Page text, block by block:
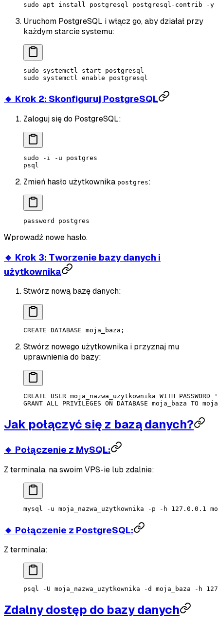
sudo apt install postgresql postgresql-contrib -y
Uruchom PostgreSQL i włącz go, aby działał przy
każdym starcie systemu:
sudo systemctl start postgresql
sudo systemctl enable postgresql
🔸 Krok 2: Skonfiguruj PostgreSQL
Zaloguj się do PostgreSQL:
sudo -i -u postgres
psql
Zmień hasło użytkownika postgres:
password postgres
Wprowadź nowe hasło.
🔸 Krok 3: Tworzenie bazy danych i
użytkownika
Stwórz nową bazę danych:
CREATE DATABASE moja_baza ;
Stwórz nowego użytkownika i przyznaj mu
uprawnienia do bazy:
CREATE USER moja_nazwa_uzytkownika WITH PASSWORD
GRANT ALL PRIVILEGES ON DATABASE moja_baza TO
Jak połączyć się z bazą danych?
🔸 Połączenie z MySQL:
Z terminala, na swoim VPS-ie lub zdalnie:
mysql -u moja_nazwa_uzytkownika -p -h 127.0.0.1
🔸 Połączenie z PostgreSQL:
Z terminala:
psql -U moja_nazwa_uzytkownika -d moja_baza -h
Zdalny dostęp do bazy danych